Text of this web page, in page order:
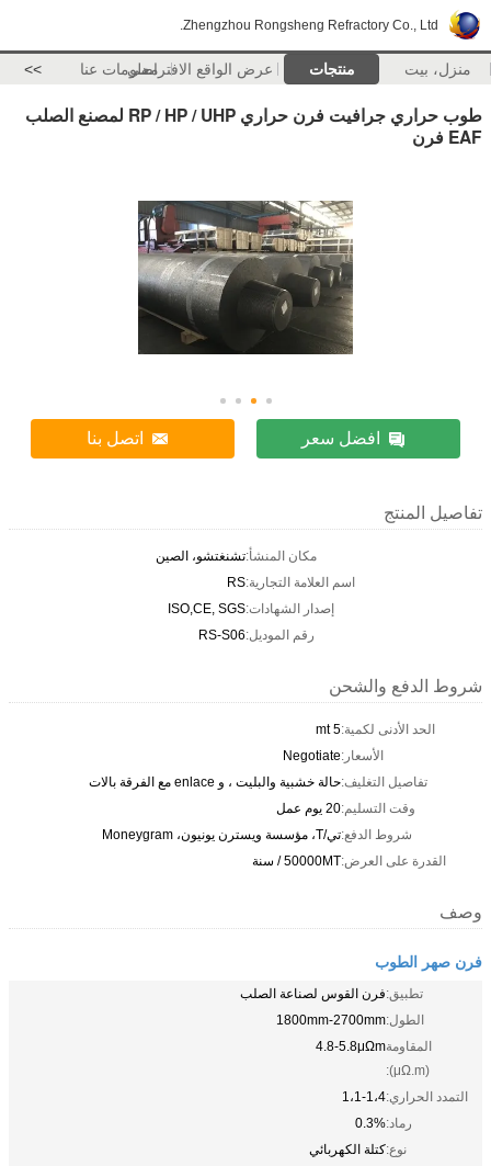
Zhengzhou Rongsheng Refractory Co., Ltd.
منزل، بيت منتجات عرض الواقع الافتراضيمعلومات عنا >>
طوب حراري جرافيت فرن حراري RP / HP / UHP لمصنع الصلب
EAF فرن
افضل سعر اتصل بنا
تفاصيل المنتج
مكان المنشأ:تشنغتشو، الصين
اسم العلامة التجارية:RS
إصدار الشهادات:ISO,CE, SGS
رقم الموديل:RS-S06
شروط الدفع والشحن
الحد الأدنى لكمية:5 mt
الأسعار:Negotiate
تفاصيل التغليف:حالة خشبية والبليت ، و enlace مع الفرقة بالات
وقت التسليم:20 يوم عمل
شروط الدفع:تي/T، مؤسسة ويسترن يونيون، Moneygram
القدرة على العرض:50000MT / سنة
وصف
فرن صهر الطوب
تطبيق:فرن القوس لصناعة الصلب
الطول:1800mm-2700mm
المقاومة
(μΩ.m):
4.8-5.8μΩm
التمدد الحراري:1،1-1،4
رماد:0.3%
نوع:كتلة الكهربائي